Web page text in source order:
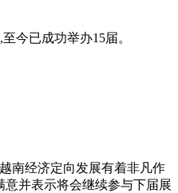
今已成功举办15届。
南经济定向发展有着非凡作
并表示将会继续参与下届展